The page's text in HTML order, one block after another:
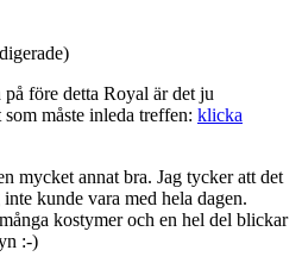
före detta Royal är det ju
måste inleda treffen: klicka
mycket annat bra. Jag tycker att det
kunde vara med hela dagen.
kostymer och en hel del blickar
:-)